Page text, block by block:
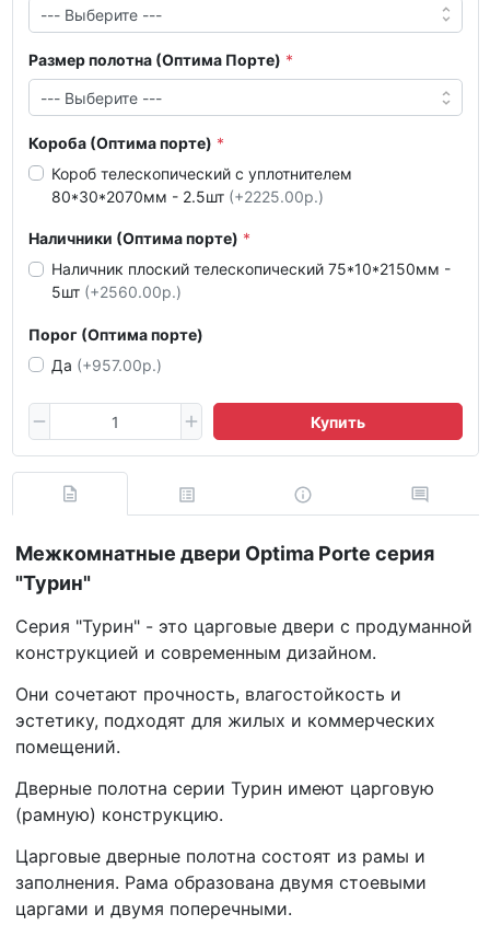
Размер полотна (Оптима Порте)
Короба (Оптима порте)
Короб телескопический с уплотнителем
80*30*2070мм - 2.5шт (+2225.00р.)
Наличники (Оптима порте)
Наличник плоский телескопический 75*10*2150мм -
5шт (+2560.00р.)
Порог (Оптима порте)
Да (+957.00р.)
Купить
Межкомнатные двери Optima Porte серия
"Турин"
Серия "Турин" - это царговые двери с продуманной
конструкцией и современным дизайном.
Они сочетают прочность, влагостойкость и
эстетику, подходят для жилых и коммерческих
помещений.
Дверные полотна серии Турин имеют царговую
(рамную) конструкцию.
Царговые дверные полотна состоят из рамы и
заполнения. Рама образована двумя стоевыми
царгами и двумя поперечными.